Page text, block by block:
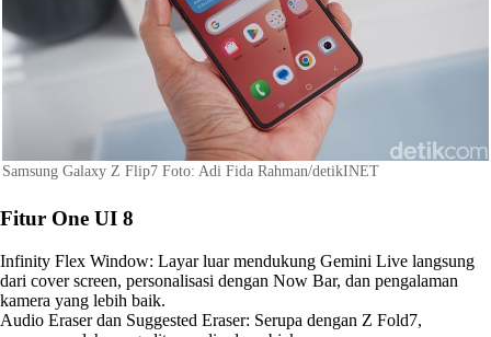
Samsung Galaxy Z Flip7 Foto: Adi Fida Rahman/detikINET
Fitur One UI 8
Infinity Flex Window: Layar luar mendukung Gemini Live langsung
dari cover screen, personalisasi dengan Now Bar, dan pengalaman
kamera yang lebih baik.
Audio Eraser dan Suggested Eraser: Serupa dengan Z Fold7,